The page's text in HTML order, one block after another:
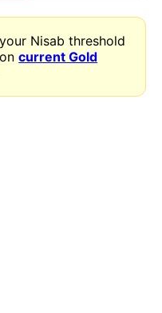
Nisab threshold
oncurrent Gold